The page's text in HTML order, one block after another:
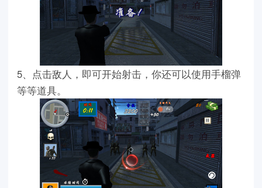
5、点击敌人，即可开始射击，你还可以使用手榴弹
等等道具。